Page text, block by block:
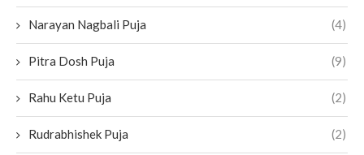
Narayan Nagbali Puja (4)
Pitra Dosh Puja (9)
Rahu Ketu Puja (2)
Rudrabhishek Puja (2)